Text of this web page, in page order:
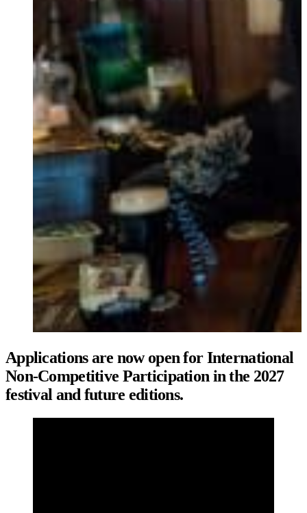
Applications are now open for International
Non-Competitive Participation in the 2027
festival and future editions.